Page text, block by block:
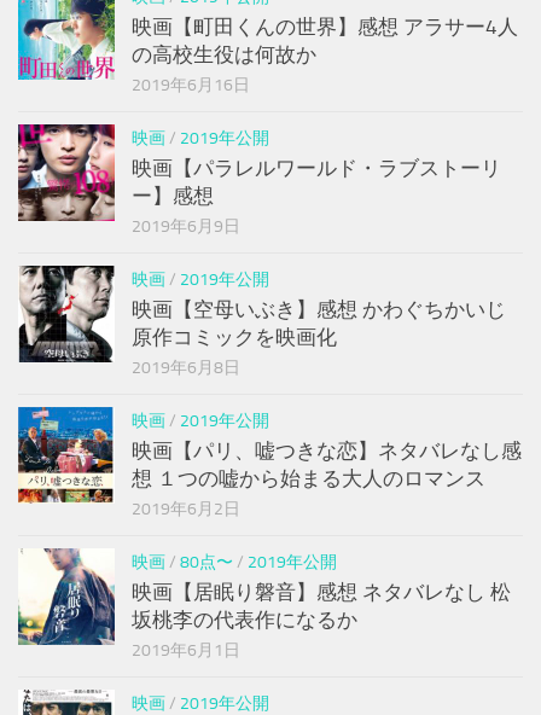
映画【町田くんの世界】感想 アラサー4人
の高校生役は何故か
2019年6月16日
映画/ 2019年公開
映画【パラレルワールド・ラブストーリ
ー】感想
2019年6月9日
映画/ 2019年公開
映画【空母いぶき】感想 かわぐちかいじ
原作コミックを映画化
2019年6月8日
映画/ 2019年公開
映画【パリ、嘘つきな恋】ネタバレなし感
想 １つの嘘から始まる大人のロマンス
2019年6月2日
映画/ 80点〜 / 2019年公開
映画【居眠り磐音】感想 ネタバレなし 松
坂桃李の代表作になるか
2019年6月1日
映画/ 2019年公開